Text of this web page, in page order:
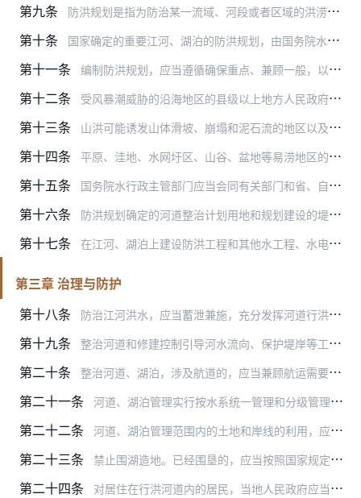
第九条
防洪规划是指为防治某一流域、河段或者区域的洪涝灾害而制定的总体部署，包括国家确定的重要江河、湖泊的流域防洪规划，其他江河、河段、湖泊的防洪规划以及区域防洪规划。
第十条 国家确定的重要江河、湖泊的防洪规划，由国务院水行政主管部门依据该江河、湖泊的流域综合规划，会同有关部门和有关省、自治区、直辖市人民政府编制，报国务院批准。
第十一条 编制防洪规划，应当遵循确保重点、兼顾一般，以及防汛和抗旱相结合、工程措施和非工程措施相结合的原则，充分考虑洪涝规律和上下游、左右岸的关系以及国民经济对防洪的要求…
第十二条 受风暴潮威胁的沿海地区的县级以上地方人民政府，应当把防御风暴潮纳入本地区的防洪规划，加强海堤（海塘）、挡潮闸和沿海防护林等防御风暴潮工程体系建设，监督建筑物、构…
第十三条 山洪可能诱发山体滑坡、崩塌和泥石流的地区以及其他山洪多发地区的县级以上地方人民政府，应当组织负责地质矿产管理工作的部门、水行政主管部门和其他有关部门对山体滑坡、…
第十四条 平原、洼地、水网圩区、山谷、盆地等易涝地区的有关地方人民政府，应当制定除涝治涝规划，组织有关部门、单位采取相应的治理措施，完善排水系统，发展耐涝农作物种类和品种…
第十五条 国务院水行政主管部门应当会同有关部门和省、自治区、直辖市人民政府制定长江、黄河、珠江、辽河、淮河、海河入海河口的整治规划。
第十六条 防洪规划确定的河道整治计划用地和规划建设的堤防用地范围内的土地，经土地管理部门和水行政主管部门会同有关地区核定，报经县级以上人民政府按照国务院规定的权限批准后，…
第十七条 在江河、湖泊上建设防洪工程和其他水工程、水电站等，应当符合防洪规划的要求；水库应当按照防洪规划的要求留足防洪库容。
第三章 治理与防护
第十八条
防治江河洪水，应当蓄泄兼施，充分发挥河道行洪能力和水库、洼淀、湖泊调蓄洪水的功能，加强河道防护，因地制宜地采取定期清淤疏浚等措施，保持行洪畅通。
第十九条 整治河道和修建控制引导河水流向、保护堤岸等工程，应当兼顾上下游、左右岸的关系，按照规划治导线实施，不得任意改变河水流向。
第二十条 整治河道、湖泊，涉及航道的，应当兼顾航运需要，并事先征求交通主管部门的意见。整治航道，应当符合江河、湖泊防洪安全要求，并事先征求水行政主管部门的意见。
第二十一条 河道、湖泊管理实行按水系统一管理和分级管理相结合的原则，加强防护，确保畅通。
第二十二条 河道、湖泊管理范围内的土地和岸线的利用，应当符合行洪、输水的要求。
第二十三条 禁止围湖造地。已经围垦的，应当按照国家规定的防洪标准进行治理，有计划地退地还湖。
第二十四条 对居住在行洪河道内的居民，当地人民政府应当有计划地组织外迁。